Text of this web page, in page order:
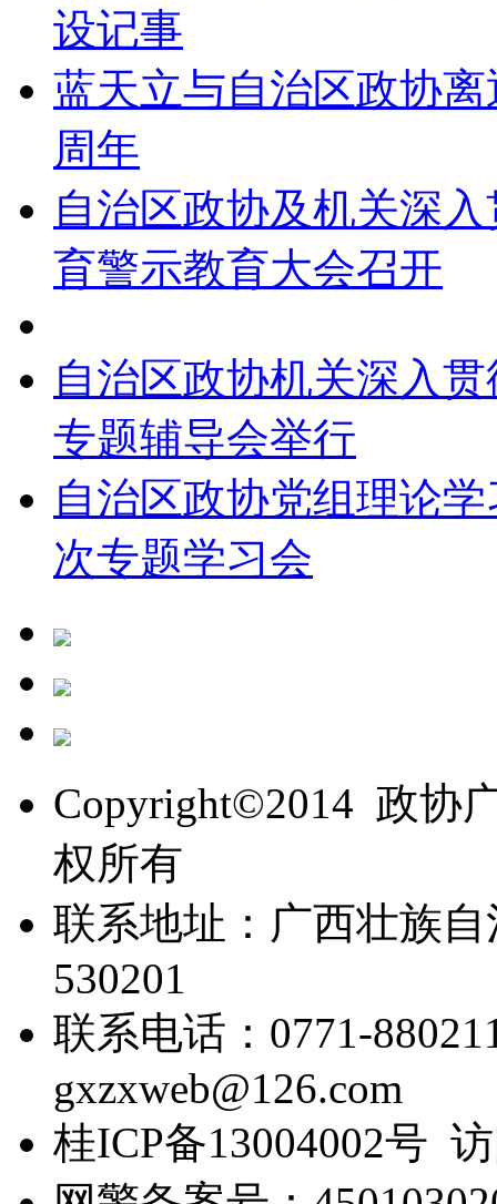
设记事
蓝天立与自治区政协
周年
自治区政协及机关深
育警示教育大会召开
自治区政协机关深入
专题辅导会举行
自治区政协党组理论
次专题学习会
Copyright©2014 政协
权所有
联系地址：广西壮族
530201
联系电话：0771-
gxzxweb@126.com
桂ICP备13004002号